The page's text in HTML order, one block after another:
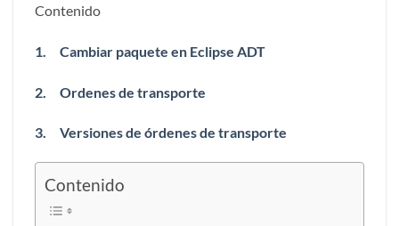
Contenido
1. Cambiar paquete en Eclipse ADT
2. Ordenes de transporte
3. Versiones de órdenes de transporte
Contenido